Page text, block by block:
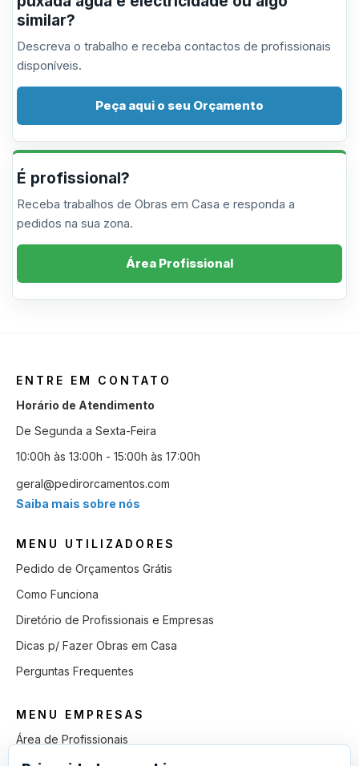
similar?
Descreva o trabalho e receba contactos de profissionais
disponíveis.
Peça aqui o seu Orçamento
É profissional?
Receba trabalhos de Obras em Casa e responda a
pedidos na sua zona.
Área Profissional
ENTRE EM CONTATO
Horário de Atendimento
De Segunda a Sexta-Feira
10:00h às 13:00h - 15:00h às 17:00h
geral@pedirorcamentos.com
Saiba mais sobre nós
MENU UTILIZADORES
Pedido de Orçamentos Grátis
Como Funciona
Diretório de Profissionais e Empresas
Dicas p/ Fazer Obras em Casa
Perguntas Frequentes
MENU EMPRESAS
Área de Profissionais